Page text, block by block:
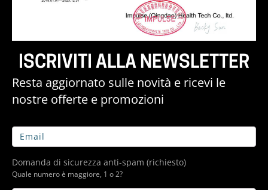
ISCRIVITI ALLA NEWSLETTER
Resta aggiornato sulle novità e ricevi le
nostre offerte e promozioni
Domanda di sicurezza anti-spam (richiesto)
Quale numero è maggiore, 1 o 2?